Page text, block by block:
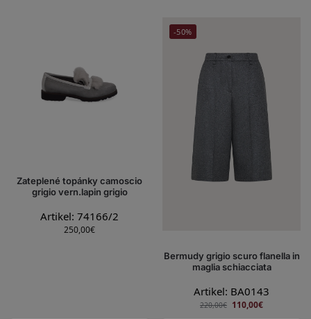
Zateplené topánky camoscio
grigio vern.lapin grigio
Artikel: 74166/2
250,00€
-50%
Bermudy grigio scuro flanella in
maglia schiacciata
Artikel: BA0143
220,00€ 110,00€